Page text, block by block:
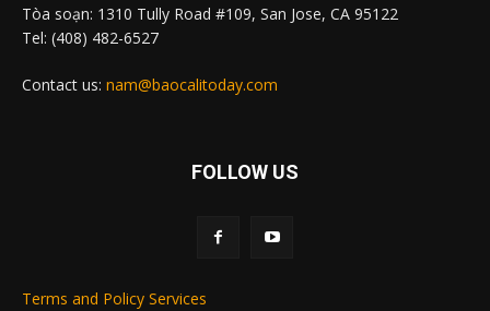
Tòa soạn: 1310 Tully Road #109, San Jose, CA 95122
Tel: (408) 482-6527
Contact us: nam@baocalitoday.com
FOLLOW US
Terms and Policy Services